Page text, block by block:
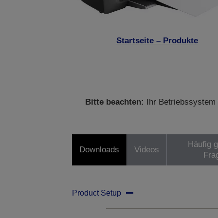
Startseite – Produkte
Bitte beachten:
Ihr
Downloads Videos
Häufig
Product Setup